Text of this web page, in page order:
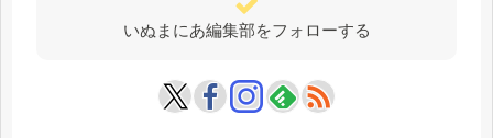
いぬまにあ編集部をフォローする